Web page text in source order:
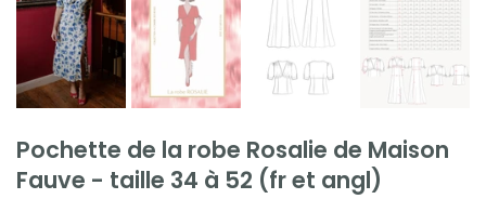
Pochette de la robe Rosalie de Maison
Fauve - taille 34 à 52 (fr et angl)